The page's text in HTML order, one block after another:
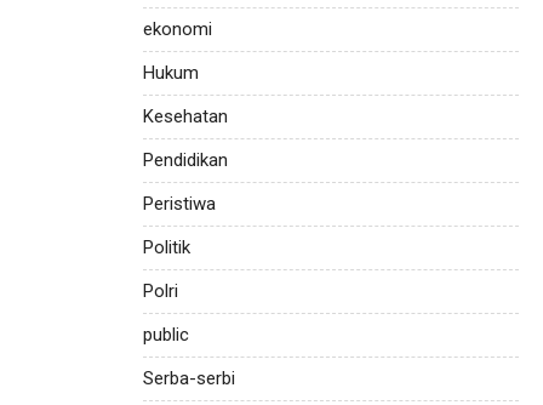
ekonomi
Hukum
Kesehatan
Pendidikan
Peristiwa
Politik
Polri
public
Serba-serbi